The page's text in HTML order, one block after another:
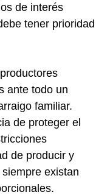
de interés
tener prioridad
ante todo un
familiar.
de proteger el
de producir y
existan